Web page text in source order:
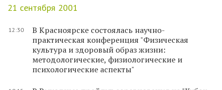
21 сентября 2001
12:30
В Красноярске состоялась научно-
практическая конференция "Физическая
культура и здоровый образ жизни:
методологические, физиологические и
психологические аспекты"